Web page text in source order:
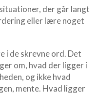
der går langt
eller lære noget
i de skrevne ord. Det
om, hvad der ligger i
og ikke hvad
mente. Hvad ligger